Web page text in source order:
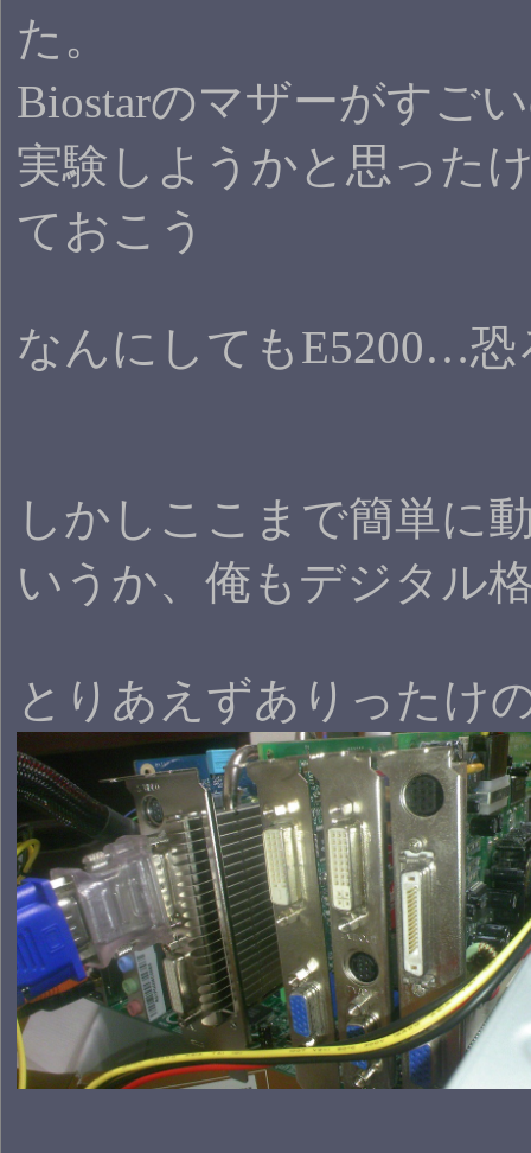
た。
Biostarのマザーがすご
実験しようかと思った
ておこう
なんにしてもE5200…
しかしここまで簡単に
いうか、俺もデジタル
とりあえずありったけ